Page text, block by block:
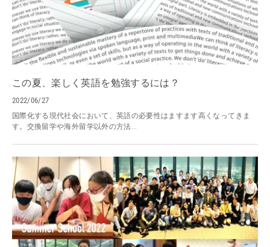
この夏、楽しく英語を勉強するには？
2022/06/27
国際化する現代社会において、英語の必要性はますます高くなってきま
す。交換留学や海外留学以外の方法...